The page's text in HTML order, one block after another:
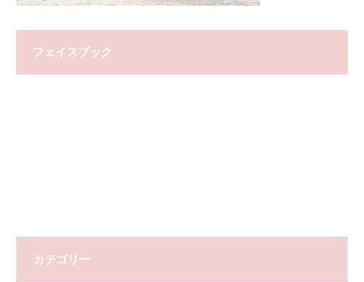
フェイスブック
カテゴリー